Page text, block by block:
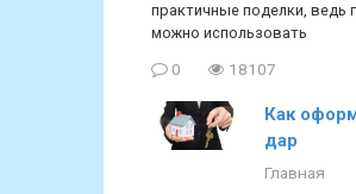
практичные поделки, ведь
можно использовать
0 18107
Как
дар
Главная